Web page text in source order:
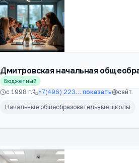
Дмитровская начальная
Бюджетный
с 1998 г. +7(496) 223… показать
сайт
Начальные общеобразовательные школы